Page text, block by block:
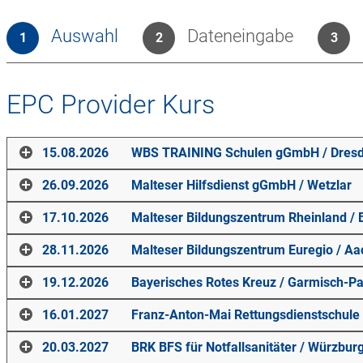
1 Auswahl 2 Dateneingabe 3
EPC Provider Kurs
15.08.2026 WBS TRAINING Schulen gGmbH /
Ort
WBS TRAINING Schulen gGmbH
Berliner Straße 7 /3. OG
01067 Dresden
Kurstage
Samstag,15.08.2026,08:00-18:15Uhr
Sonntag,16.08.2026,07:55-16:30Uhr
26.09.2026 Malteser Hilfsdienst gGmbH / Wetzlar
Ort
Malteser Hilfsdienst gGmbH
Wetzlar - Frankenthal - Trier
Franz-Langsdorf-Platz 1
35578 Wetzlar
Kurstage
17.10.2026 Malteser Bildungszentrum Rheinland /
Ort
Malteser Bildungszentrum Rheinland
Heilsbachstr. 22-24
53123 Bonn
28.11.2026 Malteser Bildungszentrum Euregio /
Ort
Malteser Bildungszentrum Euregio
Auf der Hüls 201
19.12.2026 Bayerisches Rotes Kreuz / Garmisch-
Ort
16.01.2027 Franz-Anton-Mai Rettungsdienstschule
20.03.2027 BRK BFS für Notfallsanitäter /